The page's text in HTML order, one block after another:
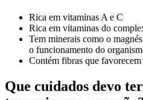
Rica em vitaminas A e C
Rica em vitaminas do
Tem minerais como o
o funcionamento do
Contém fibras que
Que cuidados devo